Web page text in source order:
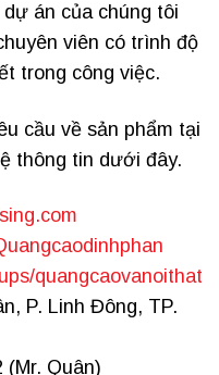
án của chúng tôi
viên có trình độ
trong công việc.
cầu về sản phẩm tại
thông tin dưới đây.
quangcaovanoithat
P. Linh Đông, TP.
Quân)